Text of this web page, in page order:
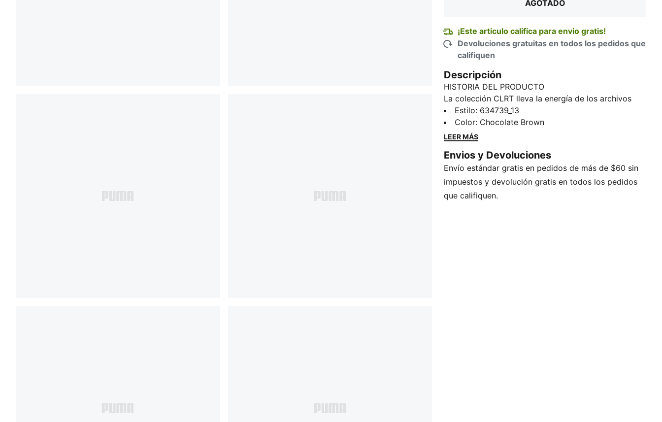
AGOTADO
¡Este articulo califica para envio gratis!
Devoluciones gratuitas en todos los pedidos que
califiquen
Descripción
HISTORIA DEL PRODUCTO
La colección CLRT lleva la energía de los archivos
PUMA a las calles. Con toques tecno-futuristas,
actitud de principios de los años 2000 y detalles
dignos de una pasarela, las prendas son toda una
funcionalidad y un diseño con líneas de corte
decorativas. Combínalas con tu par favorito de tenis
PUMA y aduéñate de tu look.
CARACTERÍSTICAS Y BENEFICIOS
Estilo: 634739_13
Color: Chocolate Brown
LEER MÁS
Envios y Devoluciones
Envío estándar gratis en pedidos de más de $60 sin
impuestos y devolución gratis en todos los pedidos
que califiquen.